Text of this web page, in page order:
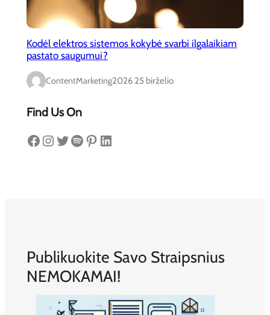
Kodėl elektros sistemos kokybė svarbi ilgalaikiam
pastato saugumui?
ContentMarketing2026 25 birželio
Find Us On
Facebook Instagram Twitter Spotify Pinterest LinkedIn
Publikuokite Savo Straipsnius
NEMOKAMAI!